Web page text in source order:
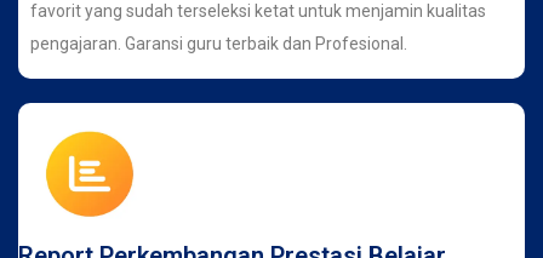
favorit yang sudah terseleksi ketat untuk menjamin kualitas
pengajaran. Garansi guru terbaik dan Profesional.